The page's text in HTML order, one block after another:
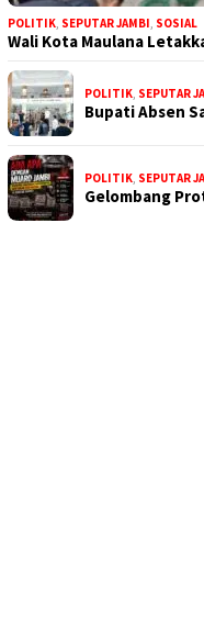
POLITIK, SEPUTAR JAMBI, SOSIAL
Wali Kota Maulana
POLITIK, SEPUTAR
Bupati Absen
POLITIK, SEPUTAR
Gelombang